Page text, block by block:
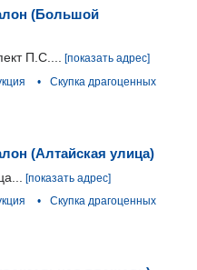
(Большой
П.С....
[показать адрес]
•
Скупка драгоценных
(Алтайская улица)
[показать адрес]
•
Скупка драгоценных